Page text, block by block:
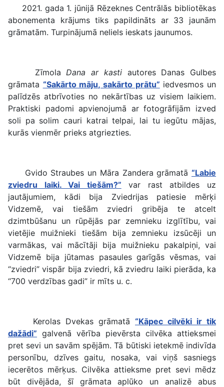
2021. gada 1. jūnijā Rēzeknes Centrālās bibliotēkas
abonementa krājums tiks papildināts ar 33 jaunām
grāmatām. Turpinājumā neliels ieskats jaunumos.
ZīmolaDana ar kastiautores Danas Gulbes
grāmata “Sakārto māju, sakārto prātu” iedvesmos un
palīdzēs atbrīvoties no nekārtības uz visiem laikiem.
Praktiski padomi apvienojumā ar fotogrāfijām izved
soli pa solim cauri katrai telpai, lai tu iegūtu mājas,
kurās vienmēr prieks atgriezties.
Gvido Straubes un Māra Zandera grāmatā “Labie
zviedru laiki. Vai tiešām?” var rast atbildes uz
jautājumiem, kādi bija Zviedrijas patiesie mērķi
Vidzemē, vai tiešām zviedri gribēja te atcelt
dzimtbūšanu un rūpējās par zemnieku izglītību, vai
vietējie muižnieki tiešām bija zemnieku izsūcēji un
varmākas, vai mācītāji bija muižnieku pakalpiņi, vai
Vidzemē bija jūtamas pasaules garīgās vēsmas, vai
“zviedri” vispār bija zviedri, kā zviedru laiki pierāda, ka
“700 verdzības gadi” ir mīts u. c.
Kerolas Dvekas grāmatā “Kāpec cilvēki ir tik
dažādi” galvenā vērība pievērsta cilvēka attieksmei
pret sevi un savām spējām. Tā būtiski ietekmē indivīda
personību, dzīves gaitu, nosaka, vai viņš sasniegs
iecerētos mērķus. Cilvēka attieksme pret sevi mēdz
būt divējāda, šī grāmata aplūko un analizē abus